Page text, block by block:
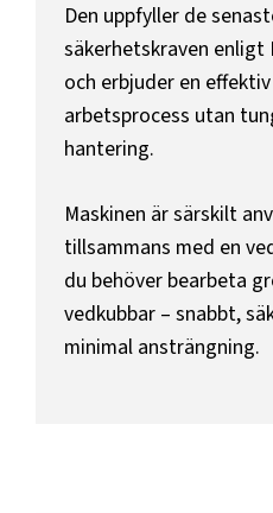
Den uppfyller de
säkerhetskraven enligt
och erbjuder en effektiv
arbetsprocess utan
hantering.
Maskinen är särskilt
tillsammans med en
du behöver bearbeta
vedkubbar – snabbt,
minimal ansträngning.